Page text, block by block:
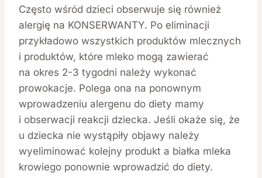
Często wśród dzieci obserwuje się również
alergię na KONSERWANTY. Po eliminacji
przykładowo wszystkich produktów mlecznych
i produktów, które mleko mogą zawierać
na okres 2-3 tygodni należy wykonać
prowokacje. Polega ona na ponownym
wprowadzeniu alergenu do diety mamy
i obserwacji reakcji dziecka. Jeśli okaże się, że
u dziecka nie wystąpiły objawy należy
wyeliminować kolejny produkt a białka mleka
krowiego ponownie wprowadzić do diety.